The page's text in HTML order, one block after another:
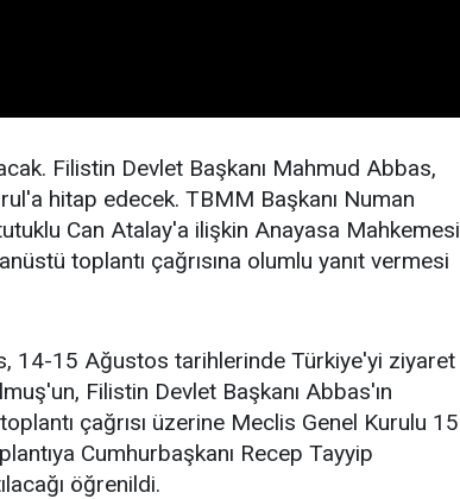
Filistin Devlet Başkanı Mahmud Abbas,
hitap edecek. TBMM Başkanı Numan
Can Atalay'a ilişkin Anayasa Mahkemesi
toplantı çağrısına olumlu yanıt vermesi
14-15 Ağustos tarihlerinde Türkiye'yi ziyaret
Filistin Devlet Başkanı Abbas'ın
çağrısı üzerine Meclis Genel Kurulu 15
Cumhurbaşkanı Recep Tayyip
öğrenildi.